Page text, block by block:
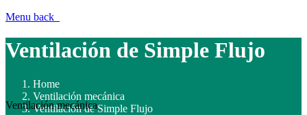
Menu back
Ventilación de Simple Flujo
Home
Ventilación mecánica
Ventilación de Simple Flujo
Ventilación mecánica